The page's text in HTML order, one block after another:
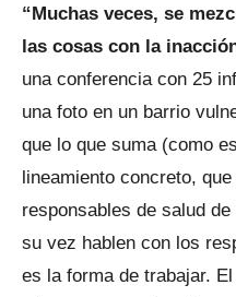
“Muchas veces, se
las cosas con la
una conferencia con 25
una foto en un barrio
que lo que suma (como
lineamiento concreto,
responsables de salud
su vez hablen con los
es la forma de trabajar.